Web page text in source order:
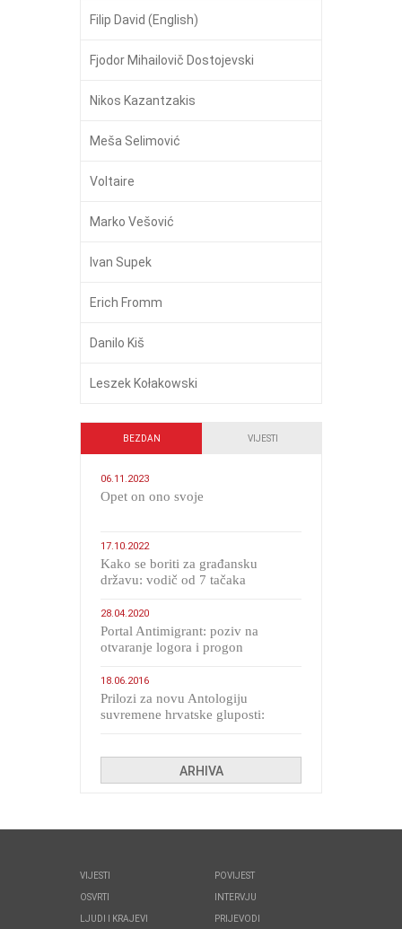
Filip David (English)
Fjodor Mihailovič Dostojevski
Nikos Kazantzakis
Meša Selimović
Voltaire
Marko Vešović
Ivan Supek
Erich Fromm
Danilo Kiš
Leszek Kołakowski
BEZDAN VIJESTI
06.11.2023
​Opet on ono svoje
17.10.2022
Kako se boriti za građansku
državu: vodič od 7 tačaka
28.04.2020
Portal Antimigrant: poziv na
otvaranje logora i progon
18.06.2016
Prilozi za novu Antologiju
suvremene hrvatske gluposti:
ARHIVA
VIJESTI
OSVRTI
LJUDI I KRAJEVI
POVIJEST
INTERVJU
PRIJEVODI